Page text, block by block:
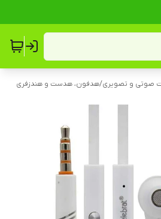
صوتی و تصویری/هدفون، هدست و هندزفری